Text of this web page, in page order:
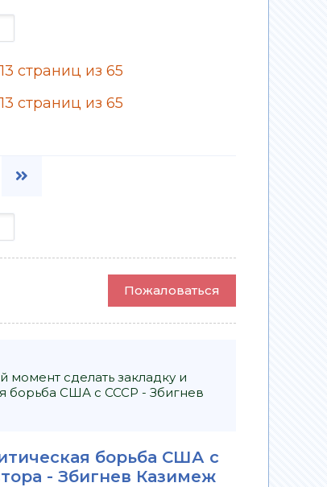
страниц из 65
страниц из 65
Пожаловаться
сделать закладку и
борьба США с СССР - Збигнев
борьба США с
- Збигнев Казимеж